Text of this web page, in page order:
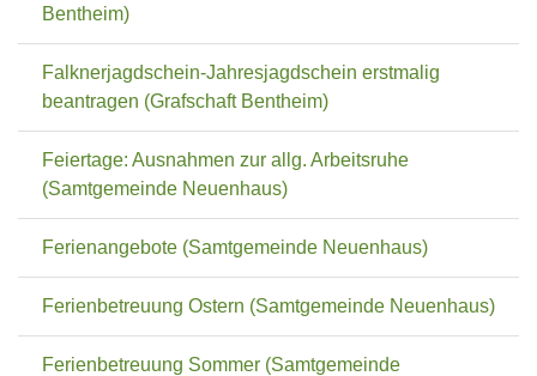
Bentheim)
Falknerjagdschein-Jahresjagdschein erstmalig
beantragen (Grafschaft Bentheim)
Feiertage: Ausnahmen zur allg. Arbeitsruhe
(Samtgemeinde Neuenhaus)
Ferienangebote (Samtgemeinde Neuenhaus)
Ferienbetreuung Ostern (Samtgemeinde Neuenhaus)
Ferienbetreuung Sommer (Samtgemeinde